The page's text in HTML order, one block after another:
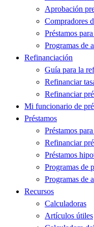
Aprobación
Compradores
Préstamos
Programas de
Refinanciación
Guía para la
Refinanciar
Refinanciar
Mi funcionario de
Préstamos
Préstamos
Refinanciar
Préstamos
Programas de
Programas de
Recursos
Calculadoras
Artículos útiles